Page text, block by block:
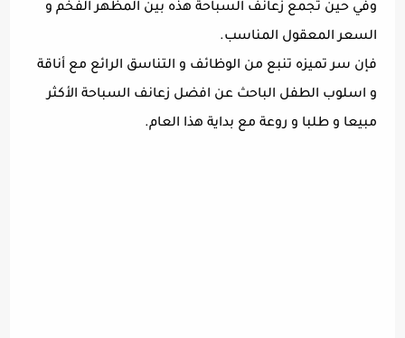
وفي حين تجمع زعانف السباحة هذه بين المظهر الفخم و
السعر المعقول المناسب.
فإن سر تميزه تنبع من الوظائف و التناسق الرائع مع أناقة
و اسلوب الطفل الباحث عن افضل زعانف السباحة الأكثر
مبيعا و طلبا و روعة مع بداية هذا العام.